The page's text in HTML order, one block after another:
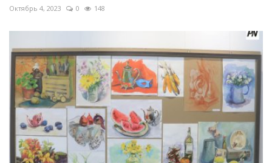
Октябрь 4, 2023 0 148